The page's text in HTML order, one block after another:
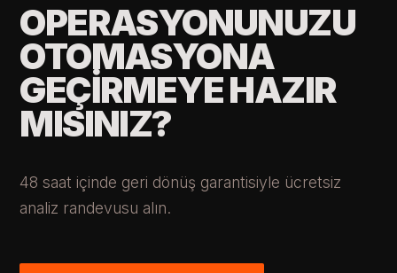
OPERASYONUNUZU
OTOMASYONA
GEÇIRMEYE HAZIR
MISINIZ?
48 saat içinde geri dönüş garantisiyle ücretsiz
analiz randevusu alın.